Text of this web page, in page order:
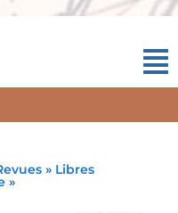
» Libres
»